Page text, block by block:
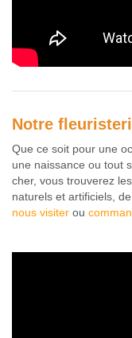
Notre
Que ce soit pour une
une naissance ou tout
cher, vous trouverez
naturels et artificiels,
nous visiter ou